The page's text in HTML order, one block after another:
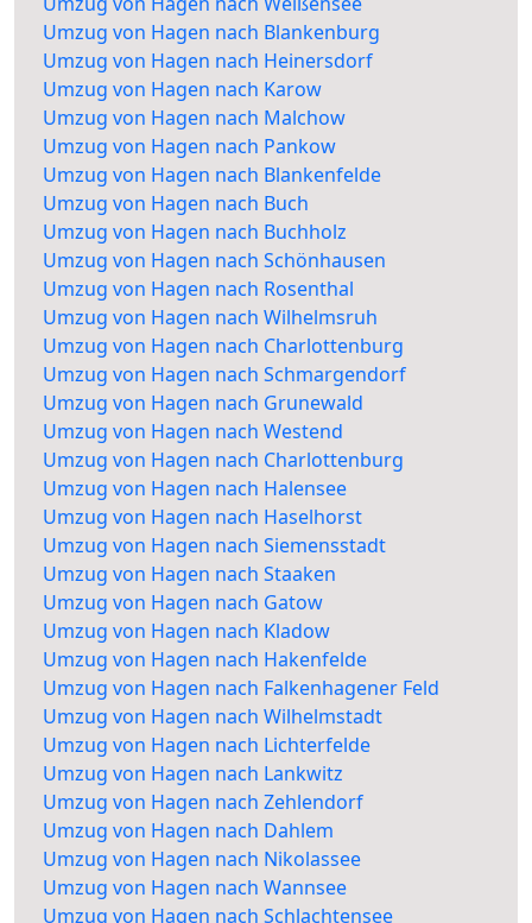
Umzug von Hagen nach Blankenburg
Umzug von Hagen nach Heinersdorf
Umzug von Hagen nach Karow
Umzug von Hagen nach Malchow
Umzug von Hagen nach Pankow
Umzug von Hagen nach Blankenfelde
Umzug von Hagen nach Buch
Umzug von Hagen nach Buchholz
Umzug von Hagen nach Schönhausen
Umzug von Hagen nach Rosenthal
Umzug von Hagen nach Wilhelmsruh
Umzug von Hagen nach Charlottenburg
Umzug von Hagen nach Schmargendorf
Umzug von Hagen nach Grunewald
Umzug von Hagen nach Westend
Umzug von Hagen nach Charlottenburg
Umzug von Hagen nach Halensee
Umzug von Hagen nach Haselhorst
Umzug von Hagen nach Siemensstadt
Umzug von Hagen nach Staaken
Umzug von Hagen nach Gatow
Umzug von Hagen nach Kladow
Umzug von Hagen nach Hakenfelde
Umzug von Hagen nach Falkenhagener Feld
Umzug von Hagen nach Wilhelmstadt
Umzug von Hagen nach Lichterfelde
Umzug von Hagen nach Lankwitz
Umzug von Hagen nach Zehlendorf
Umzug von Hagen nach Dahlem
Umzug von Hagen nach Nikolassee
Umzug von Hagen nach Wannsee
Umzug von Hagen nach Schlachtensee